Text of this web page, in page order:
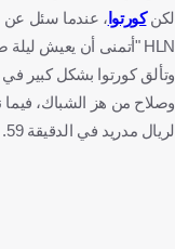
لكنكورتوا ، عندما سئل عن
HLN "أتمنى أن يعيش ليلة صعبة مثل نهائي باريس 2022".
وصلاح من هز الشباك،
لريال مدريد في الدقيقة 59.